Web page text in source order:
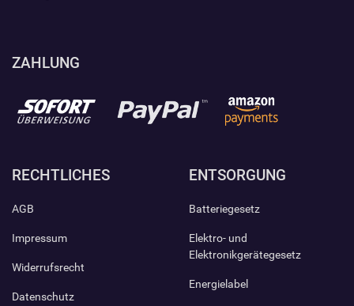
ZAHLUNG
RECHTLICHES
AGB
Impressum
Widerrufsrecht
Datenschutz
ENTSORGUNG
Batteriegesetz
Elektro- und
Elektronikgerätegesetz
Energielabel